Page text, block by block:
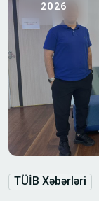
2026
TÜİB Xəbərləri